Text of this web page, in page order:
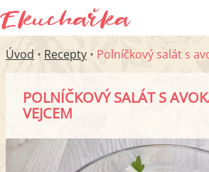
Úvod • Recepty • Polníčkový salát s
POLNÍČKOVÝ SALÁT S
VEJCEM